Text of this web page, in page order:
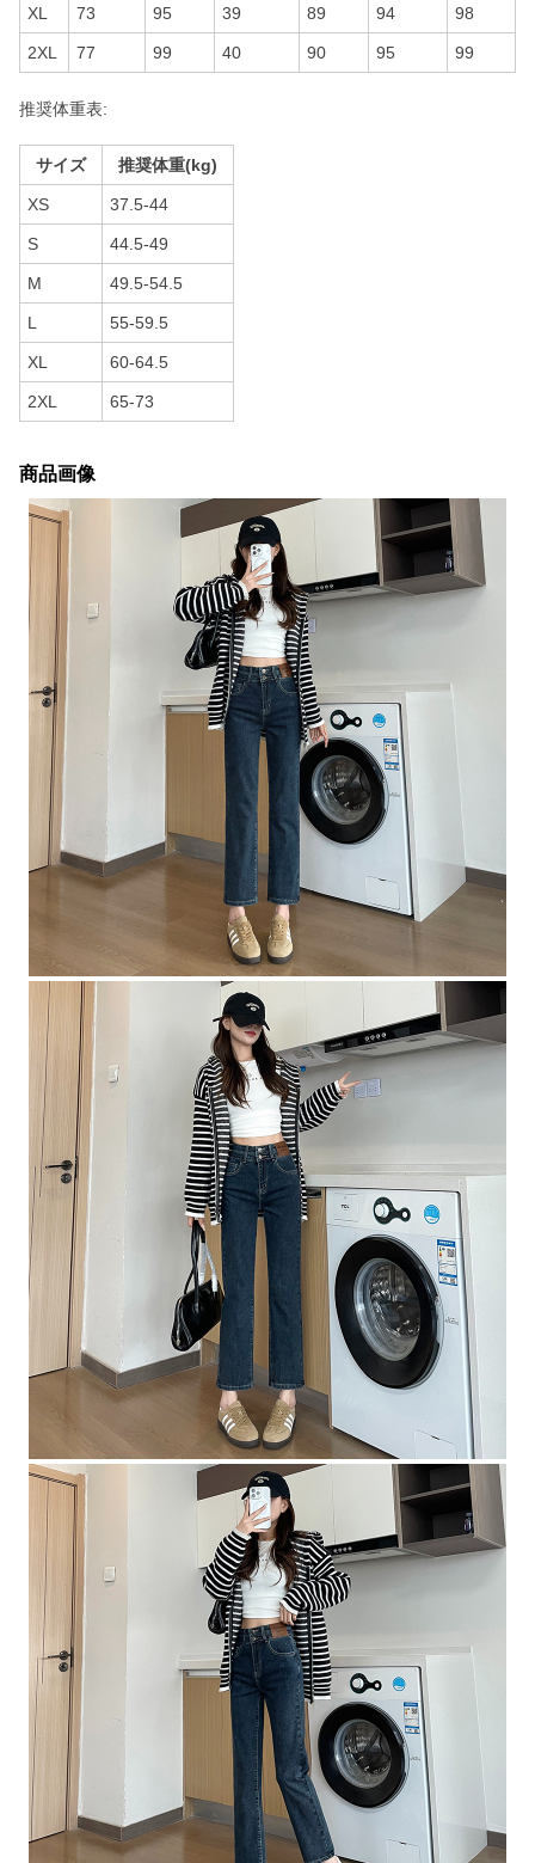
XL 73 95 39 89 94 98
2XL 77 99 40 90 95 99
推奨体重表:
サイズ 推奨体重(kg)
XS 37.5-44
S 44.5-49
M 49.5-54.5
L 55-59.5
XL 60-64.5
2XL 65-73
商品画像